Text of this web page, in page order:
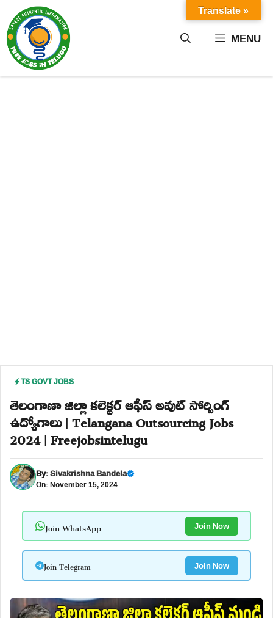
content MENU
TS GOVT JOBS
తెలంగాణా జిల్లా కలెక్టర్ ఆఫీస్ అవుట్ సోర్సింగ్
ఉద్యోగాలు | Telangana Outsourcing Jobs
2024 | Freejobsintelugu
By:Sivakrishna Bandela
On: November 15, 2024
Join WhatsApp Join Now
Join Telegram Join Now
Translate »